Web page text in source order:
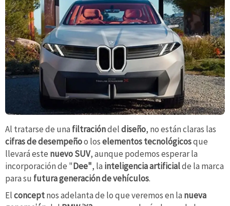
Al tratarse de una filtracióndeldiseño, no están claras las
cifras de desempeñoo loselementos tecnológicosque
llevará este nuevo SUV, aunque podemos esperar la
incorporación de "Dee", la inteligenciaartificialde la marca
para su futura generaciónde vehículos.
Elconceptnos adelanta de lo que veremos en la nueva